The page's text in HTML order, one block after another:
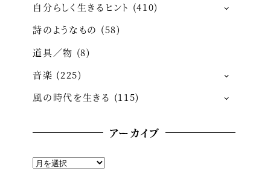
自分らしく生きるヒント (410)
詩のようなもの (58)
道具／物 (8)
音楽 (225)
風の時代を生きる (115)
アーカイブ
ア